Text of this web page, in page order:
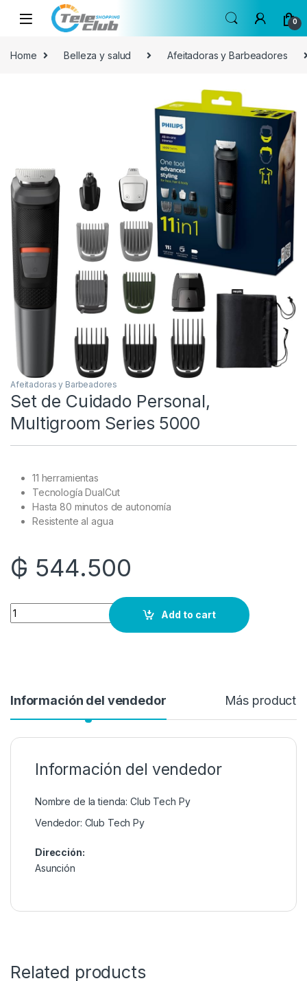
Skip to navigation
Skip to content
0
Home Belleza y salud Afeitadoras y Barbeadores
Afeitadoras y Barbeadores
Set de Cuidado Personal,
Multigroom Series 5000
11 herramientas
Tecnología DualCut
Hasta 80 minutos de autonomía
Resistente al agua
₲ 544.500
Quantity
Add to cart
Información del vendedor Más
Información del vendedor
Nombre de la tienda: Club Tech Py
Vendedor: Club Tech Py
Dirección:
Asunción
Related products